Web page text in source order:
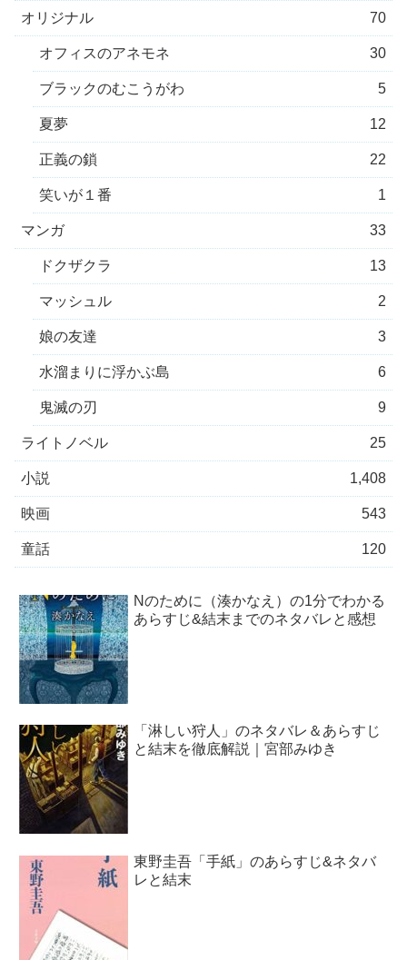
オリジナル 70
オフィスのアネモネ 30
ブラックのむこうがわ 5
夏夢 12
正義の鎖 22
笑いが１番 1
マンガ 33
ドクザクラ 13
マッシュル 2
娘の友達 3
水溜まりに浮かぶ島 6
鬼滅の刃 9
ライトノベル 25
小説 1,408
映画 543
童話 120
Nのために（湊かなえ）の1分でわかる
あらすじ&結末までのネタバレと感想
「淋しい狩人」のネタバレ＆あらすじ
と結末を徹底解説｜宮部みゆき
東野圭吾「手紙」のあらすじ&ネタバ
レと結末